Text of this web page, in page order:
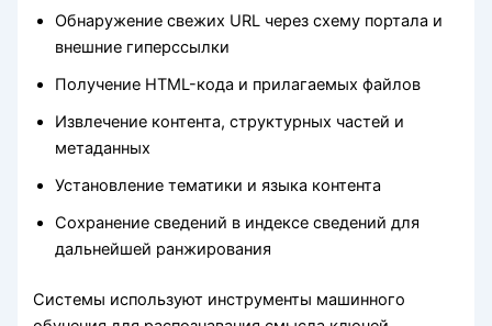
Обнаружение свежих URL через схему портала и
внешние гиперссылки
Получение HTML-кода и прилагаемых файлов
Извлечение контента, структурных частей и
метаданных
Установление тематики и языка контента
Сохранение сведений в индексе сведений для
дальнейшей ранжирования
Системы используют инструменты машинного